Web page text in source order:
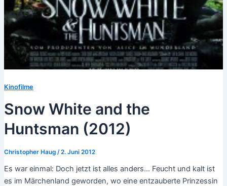
Kinofilme
Snow White and the
Huntsman (2012)
Christopher Haug /2. Juni 2012
Es war einmal: Doch jetzt ist alles anders… Feucht und kalt ist
es im Märchenland geworden, wo eine entzauberte Prinzessin